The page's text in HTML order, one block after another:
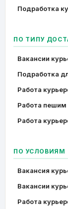
Подработка
ПО ТИПУ
Вакансии
Подработка
Работа
Работа пешим
Работа
ПО УСЛОВИЯМ
Вакансия
Вакансии
Работа